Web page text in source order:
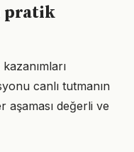
pratik
canlı tutmanın
aşaması değerli ve